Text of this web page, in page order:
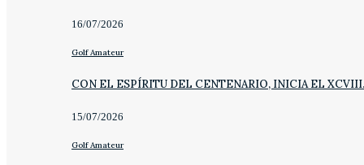
16/07/2026
Golf Amateur
CON EL ESPÍRITU DEL CENTENARIO, INICIA EL
15/07/2026
Golf Amateur